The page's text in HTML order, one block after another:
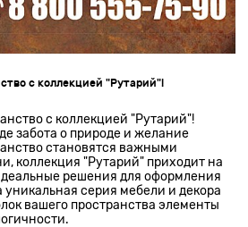
с коллекцией "Рутарий"!
с коллекцией "Рутарий"!
забота о природе и желание
становятся важными
коллекция "Рутарий" приходит на
решения для оформления
уникальная серия мебели и декора
вашего пространства элементы